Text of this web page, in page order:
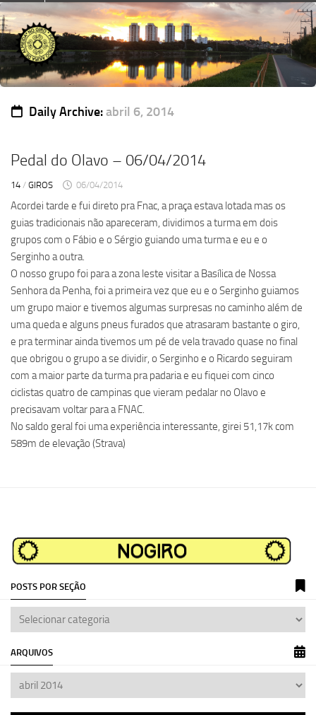
Skip
to
content
Daily Archive:abril 6, 2014
Pedal do Olavo – 06/04/2014
14 / GIROS 06/04/2014
Acordei tarde e fui direto pra Fnac, a praça estava lotada mas os
guias tradicionais não apareceram, dividimos a turma em dois
grupos com o Fábio e o Sérgio guiando uma turma e eu e o
Serginho a outra.
O nosso grupo foi para a zona leste visitar a Basílica de Nossa
Senhora da Penha, foi a primeira vez que eu e o Serginho guiamos
um grupo maior e tivemos algumas surpresas no caminho além de
uma queda e alguns pneus furados que atrasaram bastante o giro,
e pra terminar ainda tivemos um pé de vela travado quase no final
que obrigou o grupo a se dividir, o Serginho e o Ricardo seguiram
com a maior parte da turma pra padaria e eu fiquei com cinco
ciclistas quatro de campinas que vieram pedalar no Olavo e
precisavam voltar para a FNAC.
No saldo geral foi uma experiência interessante, girei 51,17k com
589m de elevação (Strava)
POSTS POR SEÇÃO
ARQUIVOS